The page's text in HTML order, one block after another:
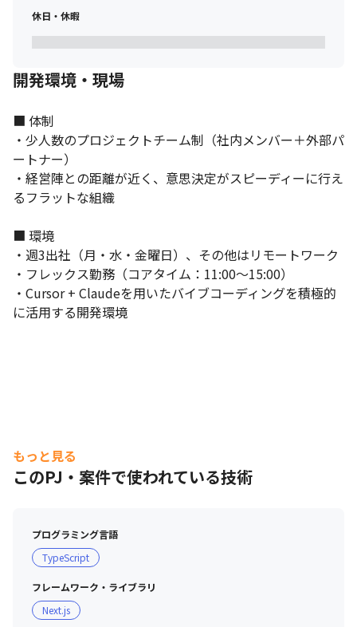
休日・休暇
開発環境・現場
■ 体制
・少人数のプロジェクトチーム制（社内メンバー＋外部パ
ートナー）
・経営陣との距離が近く、意思決定がスピーディーに行え
るフラットな組織
■ 環境
・週3出社（月・水・金曜日）、その他はリモートワーク
・フレックス勤務（コアタイム：11:00〜15:00）
・Cursor + Claudeを用いたバイブコーディングを積極的
に活用する開発環境
もっと見る
このPJ・案件で使われている技術
プログラミング言語
TypeScript
フレームワーク・ライブラリ
Next.js